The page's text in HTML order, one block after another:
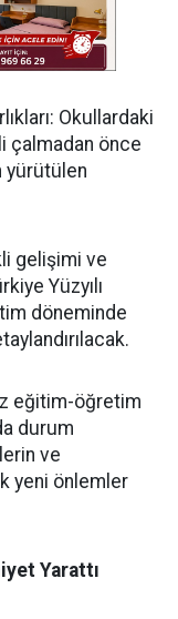
Okullardaki
çalmadan önce
yürütülen
gelişimi ve
Yüzyılı
döneminde
eğitim-öğretim
durum
ve
yeni önlemler
Yarattı